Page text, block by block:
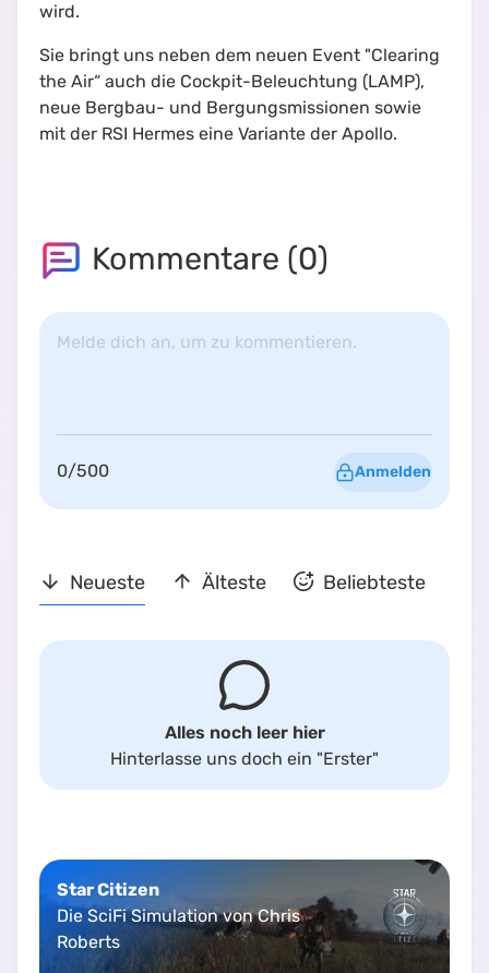
wird.
Sie bringt uns neben dem neuen Event "Clearing
the Air“ auch die Cockpit-Beleuchtung (LAMP),
neue Bergbau- und Bergungsmissionen sowie
mit der RSI Hermes eine Variante der Apollo.
Kommentare (0)
Melde dich an, um zu kommentieren.
0/500 Anmelden
Neueste Älteste Beliebteste
Alles noch leer hier
Hinterlasse uns doch ein "Erster"
Star Citizen
Die SciFi Simulation von Chris
Roberts